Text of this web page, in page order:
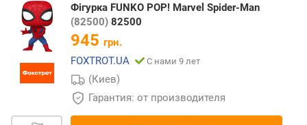
Фігурка FUNKO POP! Marvel Spider-Man
(82500) 82500
945 грн.
FOXTROT.UA
С нами 9 лет
(Киев)
Гарантия: от производителя